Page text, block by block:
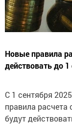
Новые правила
действовать до
С 1 сентября
правила расчета
будут